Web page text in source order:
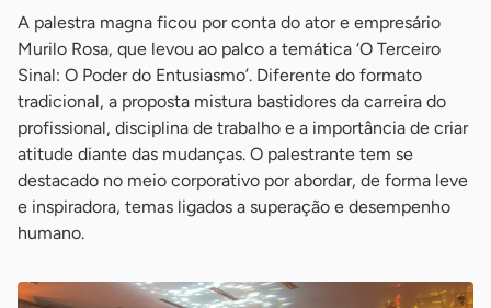
A palestra magna ficou por conta do ator e empresário
Murilo Rosa, que levou ao palco a temática ‘O Terceiro
Sinal: O Poder do Entusiasmo’. Diferente do formato
tradicional, a proposta mistura bastidores da carreira do
profissional, disciplina de trabalho e a importância de criar
atitude diante das mudanças. O palestrante tem se
destacado no meio corporativo por abordar, de forma leve
e inspiradora, temas ligados a superação e desempenho
humano.